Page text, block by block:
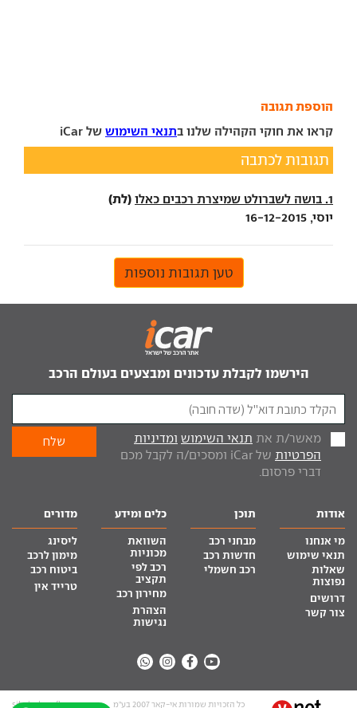
הוספת תגובה
קראו את חוקי הקהילה שלנו בתנאי השימוש של iCar
תגובות לכתבה
1. בושה לשברולט שמיצרת רכבים כאלו (לת)
יוסי, 16-12-2015
טען תגובות נוספות
הירשמו לקבלת עדכונים ומבצעים בעולם הרכב
מאשר/ת את תנאי השימוש ומדיניות
הפרטיות
של iCar ומסכים/ה לקבל מכם
דברי פרסום.
אודות
מי אנחנו
תנאי שימוש
שאלות
נפוצות
דרושים
צור קשר
תוכן
מבחני רכב
חדשות רכב
רכב חשמלי
כלים ומידע
השוואת
מכוניות
רכב לפי
תקציב
מחירון רכב
הצהרת
נגישות
מדורים
ליסינג
מימון לרכב
ביטוח רכב
טרייד אין
כל הזכויות שמורות אי-קאר 2007 בע”מ site by tq.soft